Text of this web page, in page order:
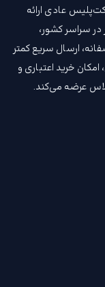
عادی ارائه
سراسر کشور،
ارسال سریع کمتر
امکان خرید اعتباری و
عرضه می‌کند.